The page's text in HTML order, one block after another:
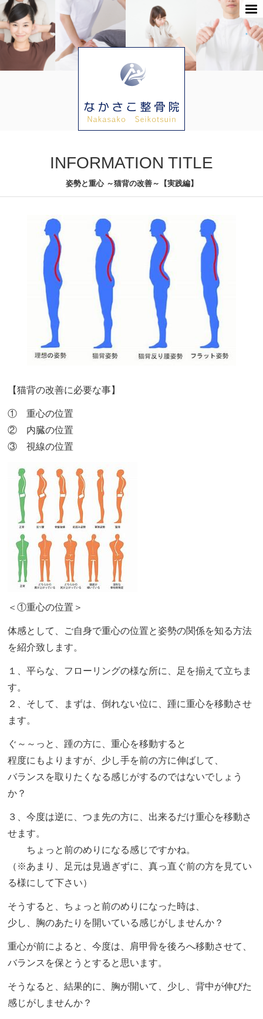
INFORMATION TITLE
姿勢と重心 ～猫背の改善～【実践編】
【猫背の改善に必要な事】
① 重心の位置
② 内臓の位置
③ 視線の位置
＜①重心の位置＞
体感として、ご自身で重心の位置と姿勢の関係を知る方法
を紹介致します。
１、平らな、フローリングの様な所に、足を揃えて立ちま
す。
２、そして、まずは、倒れない位に、踵に重心を移動させ
ます。
ぐ～～っと、踵の方に、重心を移動すると
程度にもよりますが、少し手を前の方に伸ばして、
バランスを取りたくなる感じがするのではないでしょう
か？
３、今度は逆に、つま先の方に、出来るだけ重心を移動さ
せます。
ちょっと前のめりになる感じですかね。
（※あまり、足元は見過ぎずに、真っ直ぐ前の方を見てい
る様にして下さい）
そうすると、ちょっと前のめりになった時は、
少し、胸のあたりを開いている感じがしませんか？
重心が前によると、今度は、肩甲骨を後ろへ移動させて、
バランスを保とうとすると思います。
そうなると、結果的に、胸が開いて、少し、背中が伸びた
感じがしませんか？